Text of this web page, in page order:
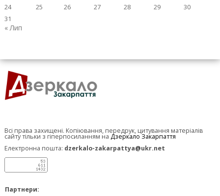
24
25 26 27 28 29
30
31
« Лип
Всі права захищені. Копіювання, передрук, цитування матеріалів
сайту тільки з гіперпосиланням на Дзеркало Закарпаття
Електронна пошта: dzerkalo-zakarpattya@ukr.net
Партнери: